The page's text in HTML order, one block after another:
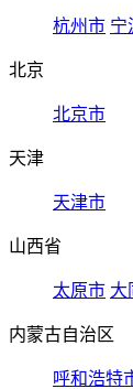
杭州市 宁
北京
北京市
天津
天津市
山西省
太原市 大
内蒙古自治区
呼和浩特